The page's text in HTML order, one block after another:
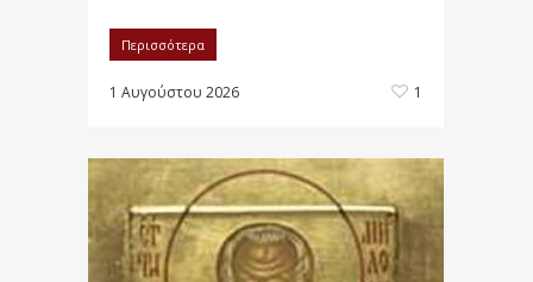
Περισσότερα
1 Αυγούστου 2026 1